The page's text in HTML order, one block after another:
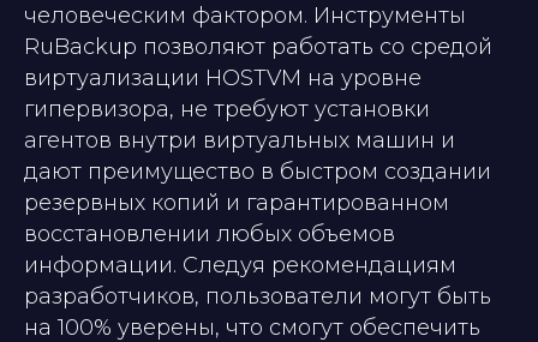
человеческим фактором. Инструменты
RuBackup позволяют работать со средой
виртуализации HOSTVM на уровне
гипервизора, не требуют установки
агентов внутри виртуальных машин и
дают преимущество в быстром создании
резервных копий и гарантированном
восстановлении любых объемов
информации. Следуя рекомендациям
разработчиков, пользователи могут быть
на 100% уверены, что смогут обеспечить